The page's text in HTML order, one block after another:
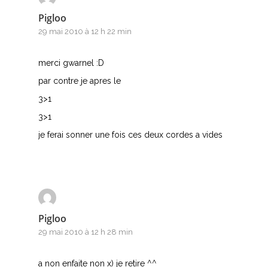
Pigloo
29 mai 2010 à 12 h 22 min
merci gwarnel :D
par contre je apres le
3>1
3>1
je ferai sonner une fois ces deux cordes a vides
Pigloo
29 mai 2010 à 12 h 28 min
a non enfaite non x) je retire ^^